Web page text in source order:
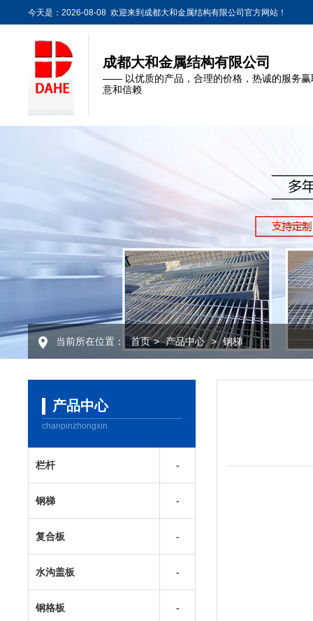
今天是：2026-08-08 欢迎来到成都大和金属结构有限公司官方网站！
成都大和金属结构有限公司
—— 以优质的产品，合理的价格，热诚的服务赢
意和信赖
当前所在位置： 首页 > 产品中心 > 钢梯
产品中心
chanpinzhongxin
栏杆
钢梯
复合板
水沟盖板
钢格板